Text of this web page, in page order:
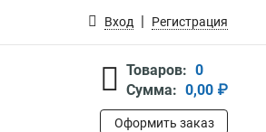
Вход Регистрация
Товаров: 0
Сумма: 0,00 ₽
Оформить заказ